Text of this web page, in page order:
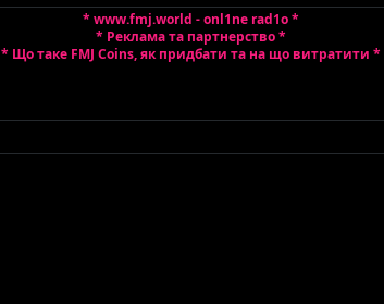
* www.fmj.world - onl1ne rad1o *
* Реклама та партнерство *
* Що таке FMJ Coins, як придбати та на що витратити *